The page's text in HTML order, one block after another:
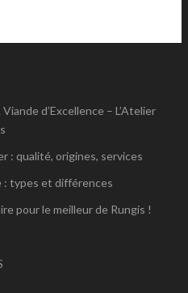
d’Excellence – L’Atelier
: qualité, origines, services
: types et différences
pour le meilleur de Rungis !